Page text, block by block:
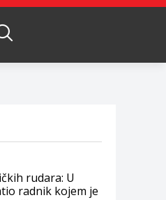
rudara: U
radnik kojem je